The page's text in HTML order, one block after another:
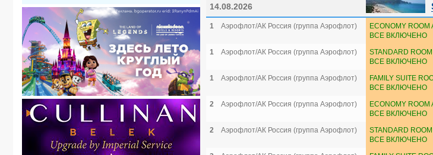
14.08.2026
1 Аэрофлот/АК Россия (группа Аэрофлот)
ECONOMY ROOM
ВСЕ ВКЛЮЧЕНО
1 Аэрофлот/АК Россия (группа Аэрофлот)
STANDARD ROOM
ВСЕ ВКЛЮЧЕНО
1 Аэрофлот/АК Россия (группа Аэрофлот)
FAMILY SUITE
ВСЕ ВКЛЮЧЕНО
2 Аэрофлот/АК Россия (группа Аэрофлот)
ECONOMY ROOM
ВСЕ ВКЛЮЧЕНО
2 Аэрофлот/АК Россия (группа Аэрофлот)
STANDARD ROOM
ВСЕ ВКЛЮЧЕНО